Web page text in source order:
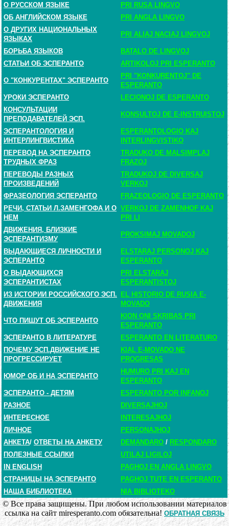
О РУССКОМ ЯЗЫКЕ
PRI RUSA LINGVO
ОБ АНГЛИЙСКОМ ЯЗЫКЕ
PRI ANGLA LINGVO
О ДРУГИХ НАЦИОНАЛЬНЫХ
ЯЗЫКАХ
PRI ALIAJ NACIAJ LINGVOJ
БОРЬБА ЯЗЫКОВ
BATALO DE LINGVOJ
СТАТЬИ ОБ ЭСПЕРАНТО
ARTIKOLOJ PRI ESPERANTO
О "КОНКУРЕНТАХ" ЭСПЕРАНТО
PRI "KONKURENTOJ" DE
ESPERANTO
УРОКИ ЭСПЕРАНТО
LECIONOJ DE ESPERANTO
КОНСУЛЬТАЦИИ
ПРЕПОДАВАТЕЛЕЙ ЭСП.
KONSULTOJ DE E-INSTRUISTOJ
ЭСПЕРАНТОЛОГИЯ И
ИНТЕРЛИНГВИСТИКА
ESPERANTOLOGIO KAJ
INTERLINGVISTIKO
ПЕРЕВОД НА ЭСПЕРАНТО
ТРУДНЫХ ФРАЗ
TRADUKO DE MALSIMPLAJ
FRAZOJ
ПЕРЕВОДЫ РАЗНЫХ
ПРОИЗВЕДЕНИЙ
TRADUKOJ DE DIVERSAJ
VERKOJ
ФРАЗЕОЛОГИЯ ЭСПЕРАНТО
FRAZEOLOGIO DE ESPERANTO
РЕЧИ, СТАТЬИ Л.ЗАМЕНГОФА И О
НЕМ
VERKOJ DE ZAMENHOF KAJ
PRI LI
ДВИЖЕНИЯ, БЛИЗКИЕ
ЭСПЕРАНТИЗМУ
PROKSIMAJ MOVADOJ
ВЫДАЮЩИЕСЯ ЛИЧНОСТИ И
ЭСПЕРАНТО
ELSTARAJ PERSONOJ KAJ
ESPERANTO
О ВЫДАЮЩИХСЯ
ЭСПЕРАНТИСТАХ
PRI ELSTARAJ
ESPERANTISTOJ
ИЗ ИСТОРИИ РОССИЙСКОГО ЭСП.
ДВИЖЕНИЯ
EL HISTORIO DE RUSIA E-
MOVADO
ЧТО ПИШУТ ОБ ЭСПЕРАНТО
KION ONI SKRIBAS PRI
ESPERANTO
ЭСПЕРАНТО В ЛИТЕРАТУРЕ
ESPERANTO EN LITERATURO
ПОЧЕМУ ЭСП.ДВИЖЕНИЕ НЕ
ПРОГРЕССИРУЕТ
KIAL E-MOVADO NE
PROGRESAS
ЮМОР ОБ И НА ЭСПЕРАНТО
HUMURO PRI KAJ EN
ESPERANTO
ЭСПЕРАНТО - ДЕТЯМ
ESPERANTO POR INFANOJ
РАЗНОЕ
DIVERSAJHOJ
ИНТЕРЕСНОЕ
INTERESAJHOJ
ЛИЧНОЕ
PERSONAJHOJ
АНКЕТА/ ОТВЕТЫ НА АНКЕТУ DEMANDARO / RESPONDARO
ПОЛЕЗНЫЕ ССЫЛКИ
UTILAJ LIGILOJ
IN ENGLISH
PAGHOJ EN ANGLA LINGVO
СТРАНИЦЫ НА ЭСПЕРАНТО
PAGHOJ TUTE EN ESPERANTO
НАША БИБЛИОТЕКА
NIA BIBLIOTEKO
© Все права защищены. При любом использовании материалов
ссылка на сайт miresperanto.com обязательна! ОБРАТНАЯ СВЯЗЬ